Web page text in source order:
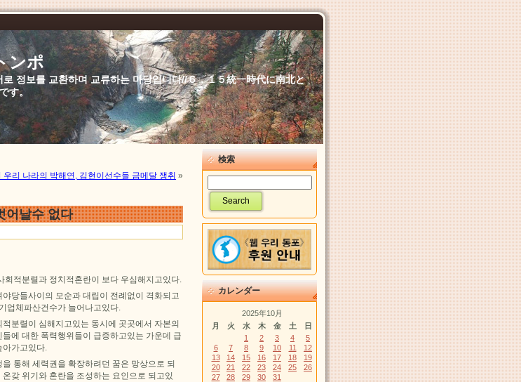
ンポ
정보를 교환하며 교류하는 마당입니다//６．１５統一時代に南北と
す。
리 나라의 박해연, 김현이선수들 금메달 쟁취 »
어날수 없다
적분렬과 정치적혼란이 보다 우심해지고있다.
당들사이의 모순과 대립이 전례없이 격화되고
업체파산건수가 늘어나고있다.
분렬이 심해지고있는 동시에 곳곳에서 자본의
에 대한 폭력행위들이 급증하고있는 가운데 급
아가고있다.
통해 세력권을 확장하려던 꿈은 망상으로 되
갖 위기와 혼란을 조성하는 요인으로 되고있
検索
カレンダー
2025年10月
月
火 水 木 金 土 日
1 2 3 4
5
6
7 8 9 10 11
12
13
14 15 16 17 18
19
20
21 22 23 24 25
26
27
28 29 30 31